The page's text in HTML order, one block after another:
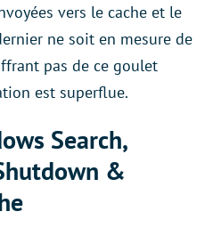
vers le cache et le
ne soit en mesure de
pas de ce goulet
est superflue.
Search,
&